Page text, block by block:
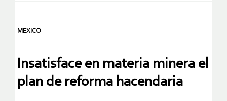
MEXICO
Insatisface en materia minera el
plan de reforma hacendaria